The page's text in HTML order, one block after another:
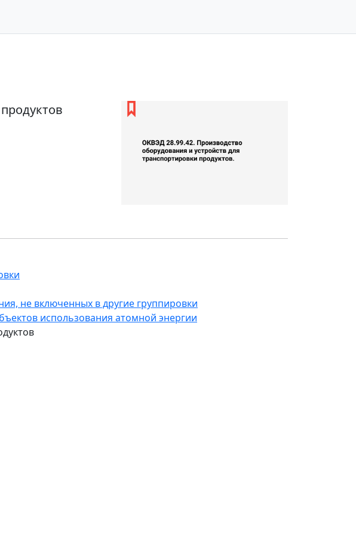
не включенных в другие группировки
использования атомной энергии